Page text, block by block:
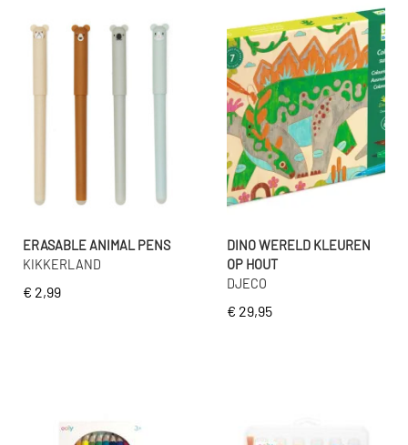
ERASABLE ANIMAL PENS
KIKKERLAND
€ 2,99
DINO WERELD KLEUREN
OP HOUT
DJECO
€ 29,95